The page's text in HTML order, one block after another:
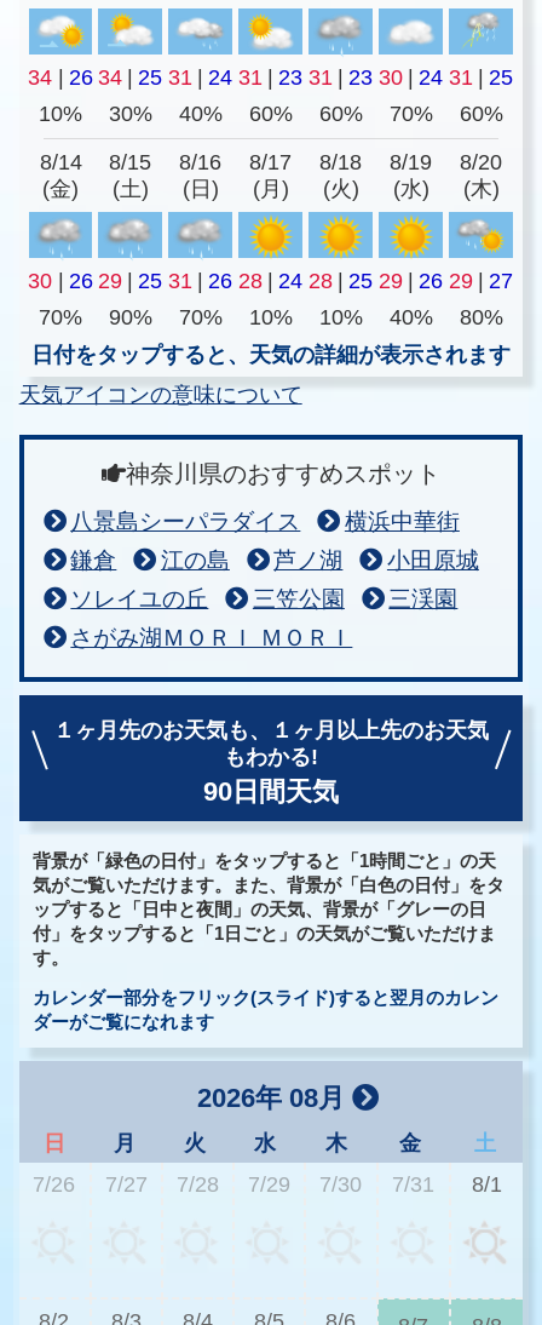
34 26 34 25 31 24 31 23 31 23 30 24 31
25
10%
30% 40% 60% 60% 70% 60%
8/14
(金)
8/15
(土)
8/16
(日)
8/17
(月)
8/18
(火)
8/19
(水)
8/20
(木)
30 26 29 25 31 26 28 24 28 25 29 26 29
27
70%
90% 70% 10% 10% 40%
80%
日付をタップすると、天気の詳細が表示されます
天気アイコンの意味について
神奈川県のおすすめスポット
八景島シーパラダイス
横浜中華街
鎌倉
江の島 芦ノ湖
小田原城
ソレイユの丘
三笠公園
三渓園
さがみ湖ＭＯＲＩ ＭＯＲＩ
１ヶ月先のお天気も、
１ヶ月以上先のお天気
もわかる!
90日間天気
背景が「緑色の日付」をタップすると「1時間ごと」の天
気がご覧いただけます。また、背景が「白色の日付」をタ
ップすると「日中と夜間」の天気、背景が「グレーの日
付」をタップすると「1日ごと」の天気がご覧いただけま
す。
カレンダー部分をフリック(スライド)すると翌月のカレン
ダーがご覧になれます
2026年 08月
日 月 火 水 木 金
土
7/26
7/27 7/28 7/29 7/30 7/31 8/1